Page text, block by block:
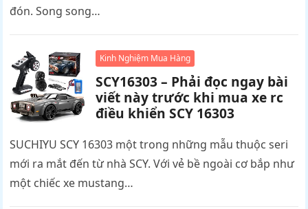
đón. Song song…
Kinh Nghiệm Mua Hàng
SCY16303 – Phải đọc ngay bài
viết này trước khi mua xe rc
điều khiển SCY 16303
SUCHIYU SCY 16303 một trong những mẫu thuộc seri
mới ra mắt đến từ nhà SCY. Với vẻ bề ngoài cơ bắp như
một chiếc xe mustang…